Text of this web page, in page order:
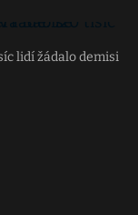
lidí žádalo demisi